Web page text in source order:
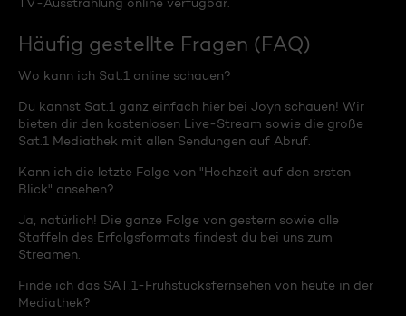
Häufig gestellte Fragen (FAQ)
Wo kann ich Sat.1 online schauen?
Du kannst Sat.1 ganz einfach hier bei Joyn schauen! Wir
bieten dir den kostenlosen Live-Stream sowie die große
Sat.1 Mediathek mit allen Sendungen auf Abruf.
Kann ich die letzte Folge von "Hochzeit auf den ersten
Blick" ansehen?
Ja, natürlich! Die ganze Folge von gestern sowie alle
Staffeln des Erfolgsformats findest du bei uns zum
Streamen.
Finde ich das SAT.1-Frühstücksfernsehen von heute in der
Mediathek?